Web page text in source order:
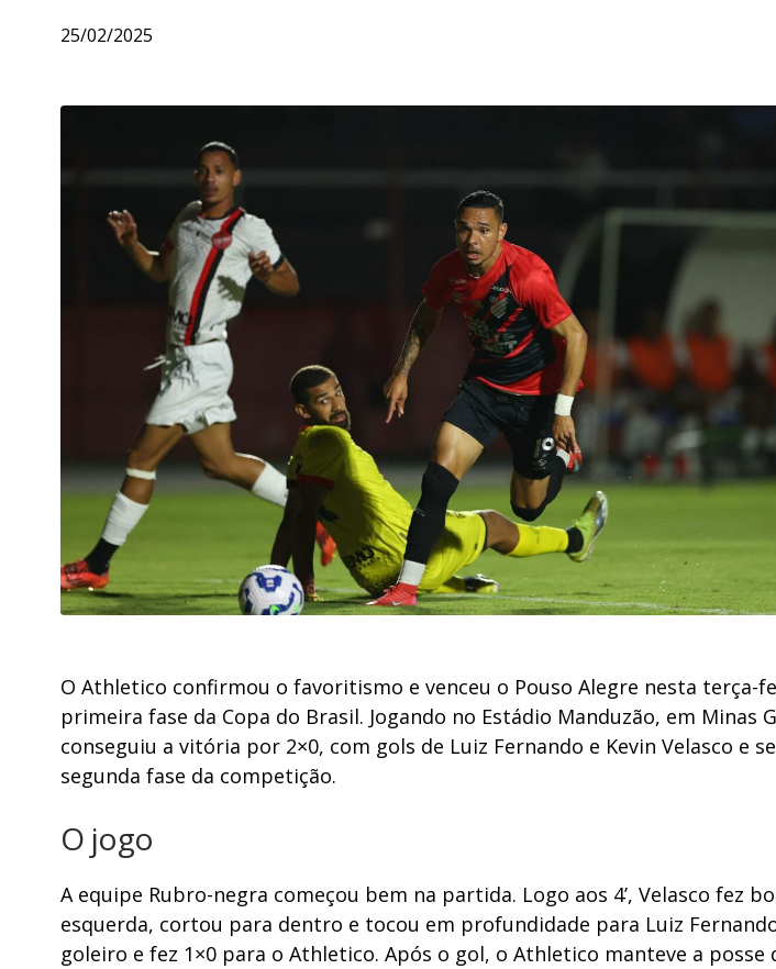
25/02/2025
O Athletico confirmou o favoritismo e venceu o Pouso Alegre nesta terça-
primeira fase da Copa do Brasil. Jogando no Estádio Manduzão, em Minas
conseguiu a vitória por 2×0, com gols de Luiz Fernando e Kevin Velasco e
segunda fase da competição.
O jogo
A equipe Rubro-negra começou bem na partida. Logo aos 4’, Velasco fez
esquerda, cortou para dentro e tocou em profundidade para Luiz
goleiro e fez 1×0 para o Athletico. Após o gol, o Athletico manteve a posse